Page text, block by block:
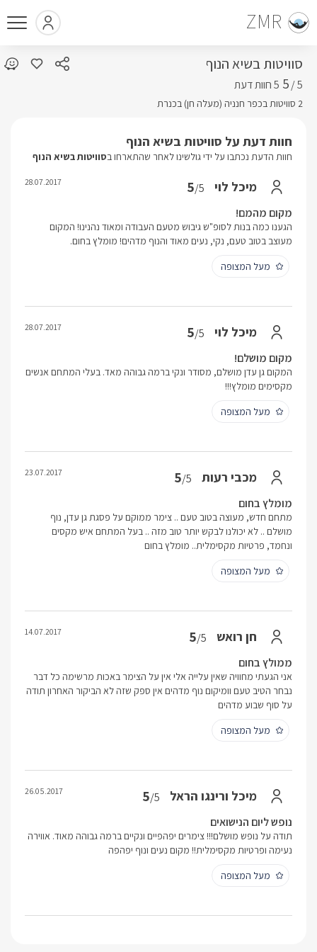
ZMR
סוויטות בשיא הנוף
5 /
5
2 סוויטות בכפר חנניה (מעלה חן) בכנרת
חוות דעת על סוויטות בשיא הנוף
חוות הדעת נכתבו על ידי גולשינו לאחר שהתארחו בסוויטות בשיא הנוף
מיכל לוי 5/5
28.07.2017
מקום מהמם!
הגענו כמה בנות לסופ"ש גיבוש מטעם העבודה ומאוד נהנינו! המקום
מעוצב בטוב טעם, נקי, נעים מאוד והנוף מדהים! מומלץ בחום.
מעל המצופה
מיכל לוי 5/5
28.07.2017
מקום מושלם!
המקום גן עדן מושלם, מסודר ונקי ברמה גבוהה מאד. בעלי המתחם אנשים
מקסימים מומלץ!!!
מעל המצופה
מכבי רעות 5/5
23.07.2017
מומלץ בחום
מתחם חדש, מעוצה בטוב טעם .. צימר ממוקם על פסגת גן עדן, נוף
מושלם .. לא יכולנו לבקש יותר טוב מזה .. בעל המתחם איש מקסים
ונחמד, פרטיות מקסימלית.. מומלץ בחום
מעל המצופה
חן רואש 5/5
14.07.2017
ממולץ בחום
אני הגעתי מחוויה שאין עלייה אלי אין על הצימר באכות מרשימה כל דבר
נבחר הטיב טעם וומיקום נוף מדהים אין ספק שזה לא הביקור האחרון תודה
על סוף שבוע מדהים
מעל המצופה
מיכל ורינגו הראל 5/5
26.05.2017
נופש ליום הנישואים
תודה על נופש מושלם!!! צימרים יפהפיים ונקיים ברמה גבוהה מאוד. אווירה
נעימה ופרטיות מקסימלית!! מקום נעים ונוף יפהפה
מעל המצופה